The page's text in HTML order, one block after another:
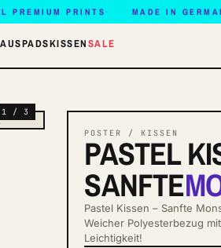
PREMIUM PRINTS MADE IN
KISSENSALE
1 / 3
POSTER / KISSEN
PASTEL
SANFTE
Pastel Kissen – Sanfte
Weicher Polyesterbezug
Leichtigkeit!